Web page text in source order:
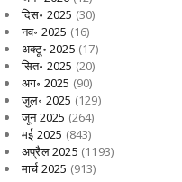
दिस॰ 2025 (30)
नव॰ 2025 (16)
अक्टू॰ 2025 (17)
सित॰ 2025 (20)
अग॰ 2025 (90)
जुल॰ 2025 (129)
जून 2025 (264)
मई 2025 (843)
अप्रैल 2025 (1193)
मार्च 2025 (913)